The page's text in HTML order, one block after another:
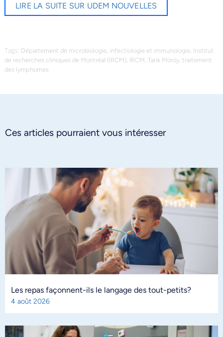
LIRE LA SUITE SUR UDEM NOUVELLES
Tags: Département de microbiologie, infectiologie et immunologie, Institut
de recherches cliniques de Montréal (IRCM), IRCM, Tarik Möröy, traitement
des lymphomes
Ces articles pourraient vous intéresser
Les repas façonnent-ils le langage des tout-petits?
4 août 2026